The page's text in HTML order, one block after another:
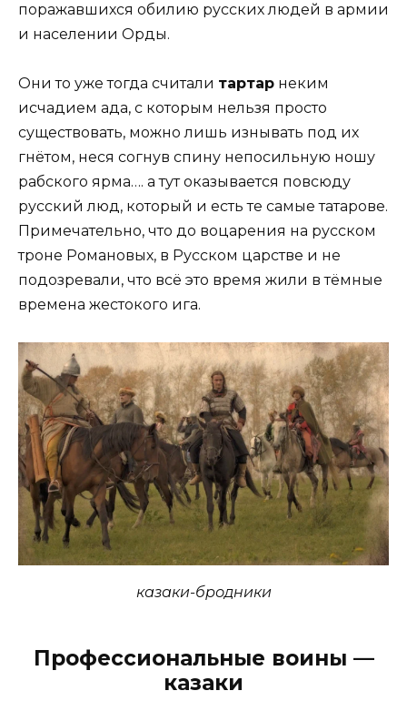
поражавшихся обилию русских людей в армии
и населении Орды.
Они то уже тогда считали тартар неким
исчадием ада, с которым нельзя просто
существовать, можно лишь изнывать под их
гнётом, неся согнув спину непосильную ношу
рабского ярма…. а тут оказывается повсюду
русский люд, который и есть те самые татарове.
Примечательно, что до воцарения на русском
троне Романовых, в Русском царстве и не
подозревали, что всё это время жили в тёмные
времена жестокого ига.
казаки-бродники
Профессиональные воины —
казаки